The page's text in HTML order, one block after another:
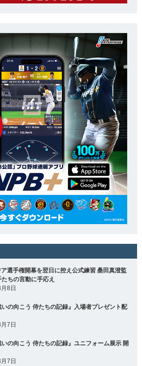
選手権開幕を翌日に控え公式練習 桑田真澄監
ちの言動に手応え
8日
の向こう 侍たちの記録』入場者プレゼント配
7日
の向こう 侍たちの記録』ユニフォーム展示 開
7日